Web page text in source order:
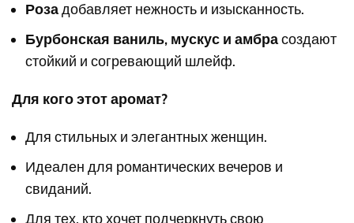
Розадобавляет нежность и изысканность.
Бурбонская ваниль, мускус и амбрасоздают
стойкий и согревающий шлейф.
Для кого этот аромат?
Для стильных и элегантных женщин.
Идеален для романтических вечеров и
свиданий.
Для тех, кто хочет подчеркнуть свою